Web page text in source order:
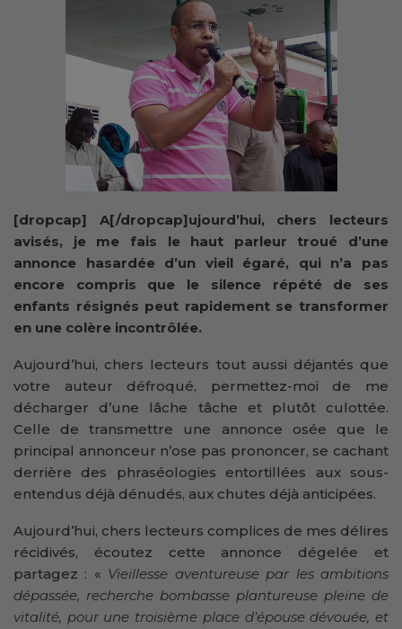
[dropcap] A[/dropcap]ujourd’hui, chers lecteurs
avisés, je me fais le haut parleur troué d’une
annonce hasardée d’un vieil égaré, qui n’a pas
encore compris que le silence répété de ses
enfants résignés peut rapidement se transformer
en une colère incontrôlée.
Aujourd’hui, chers lecteurs tout aussi déjantés que
votre auteur défroqué, permettez-moi de me
décharger d’une lâche tâche et plutôt culottée.
Celle de transmettre une annonce osée que le
principal annonceur n’ose pas prononcer, se cachant
derrière des phraséologies entortillées aux sous-
entendus déjà dénudés, aux chutes déjà anticipées.
Aujourd’hui, chers lecteurs complices de mes délires
récidivés, écoutez cette annonce dégelée et
partagez : « Vieillesse aventureuse par les ambitions
dépassée, recherche bombasse plantureuse pleine de
vitalité, pour une troisième place d’épouse dévouée, et